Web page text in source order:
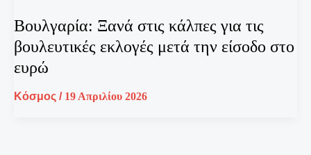
Βουλγαρία: Ξανά στις κάλπες για τις
βουλευτικές εκλογές μετά την είσοδο στο
ευρώ
Κόσμος / 19 Απριλίου 2026